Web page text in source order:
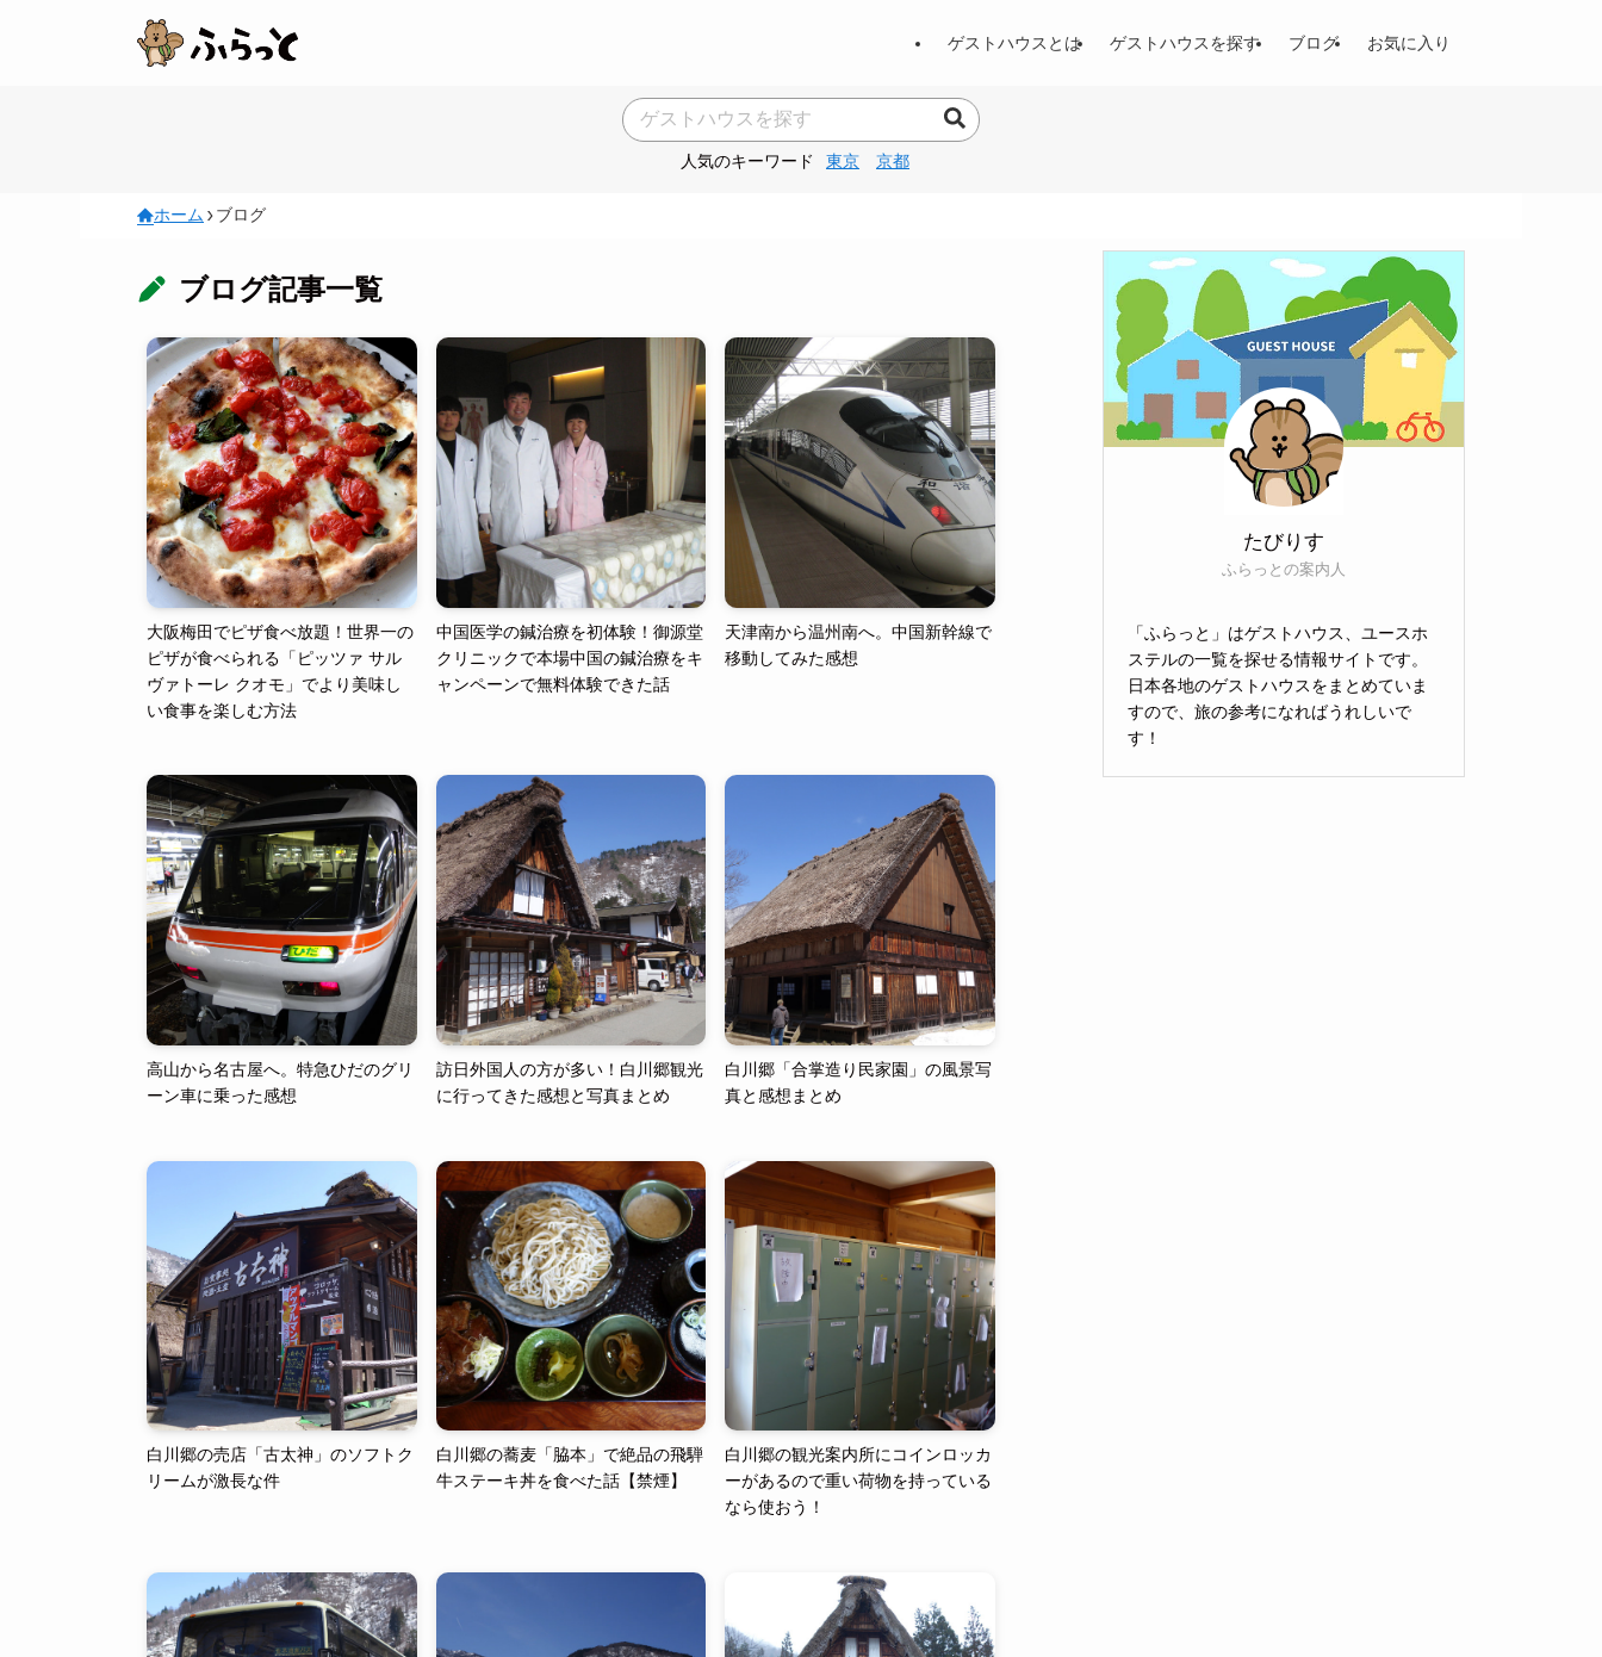
ゲストハウスとは ゲストハウスを探す ブログ お気に入り
人気のキーワード 東京 京都
ホーム ブログ
ブログ記事一覧
大阪梅田でピザ食べ放題！世界一の
ピザが食べられる「ピッツァ サル
ヴァトーレ クオモ」でより美味し
い食事を楽しむ方法
中国医学の鍼治療を初体験！御源堂
クリニックで本場中国の鍼治療をキ
ャンペーンで無料体験できた話
天津南から温州南へ。中国新幹線で
移動してみた感想
高山から名古屋へ。特急ひだのグリ
ーン車に乗った感想
訪日外国人の方が多い！白川郷観光
に行ってきた感想と写真まとめ
白川郷「合掌造り民家園」の風景写
真と感想まとめ
白川郷の売店「古太神」のソフトク
リームが激長な件
白川郷の蕎麦「脇本」で絶品の飛騨
牛ステーキ丼を食べた話【禁煙】
白川郷の観光案内所にコインロッカ
ーがあるので重い荷物を持っている
なら使おう！
たびりす
ふらっとの案内人
「ふらっと」はゲストハウス、ユースホ
ステルの一覧を探せる情報サイトです。
日本各地のゲストハウスをまとめていま
すので、旅の参考になればうれしいで
す！